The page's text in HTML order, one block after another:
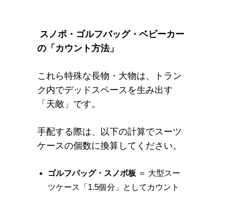
スノボ・ゴルフバッグ・ベビーカー
の「カウント方法」
これら特殊な長物・大物は、トラン
ク内でデッドスペースを生み出す
「天敵」です。
手配する際は、以下の計算でスーツ
ケースの個数に換算してください。
ゴルフバッグ・スノボ板 ＝ 大型スー
ツケース「1.5個分」としてカウント